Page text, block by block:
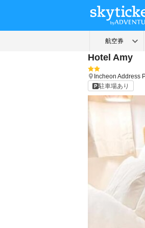
Hotel Amy
Incheon Address
駐車場あり